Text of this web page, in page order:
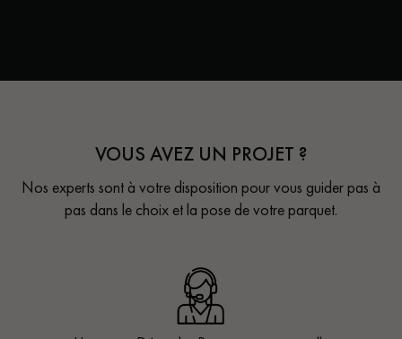
VOUS AVEZ UN PROJET ?
Nos experts sont à votre disposition pour vous guider pas à
pas dans le choix et la pose de votre parquet.